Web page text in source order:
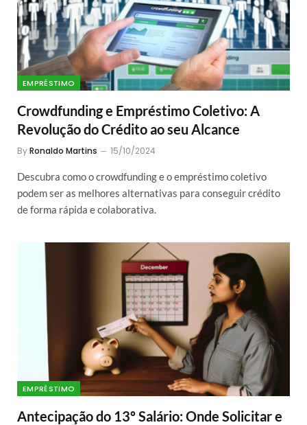
EMPRÉSTIMO
Crowdfunding e Empréstimo Coletivo: A
Revolução do Crédito ao seu Alcance
ByRonaldo Martins 15/10/2024
Descubra como o crowdfunding e o empréstimo coletivo
podem ser as melhores alternativas para conseguir crédito
de forma rápida e colaborativa.
EMPRÉSTIMO
Antecipação do 13º Salário: Onde Solicitar e